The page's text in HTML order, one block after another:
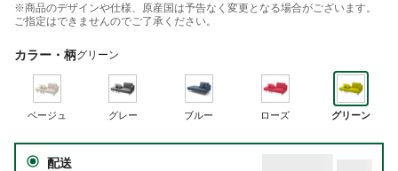
※商品のデザインや仕様、原産国は予告なく変更となる場合がございます。
ご指定はできませんのでご了承ください。
カラー・柄グリーン
ベージュ グレー ブルー ローズ グリーン
配送